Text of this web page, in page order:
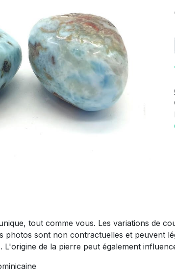
tout comme vous. Les variations de
photos sont non contractuelles et peuvent
L'origine de la pierre peut également